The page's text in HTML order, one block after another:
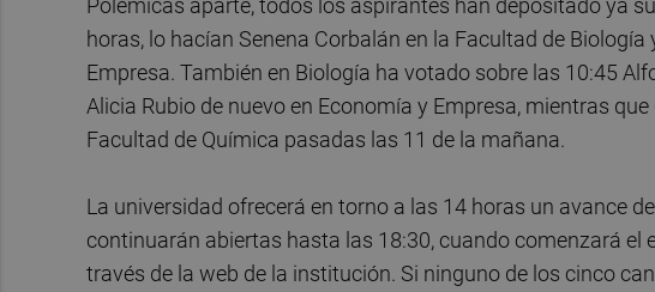
horas, lo hacían Senena Corbalán en la Facultad de
Empresa. También en Biología ha votado sobre las 10:45
Alicia Rubio de nuevo en Economía y Empresa, mientras
Facultad de Química pasadas las 11 de la mañana.
La universidad ofrecerá en torno a las 14 horas un avance
continuarán abiertas hasta las 18:30, cuando comenzará el
través de la web de la institución. Si ninguno de los cinco